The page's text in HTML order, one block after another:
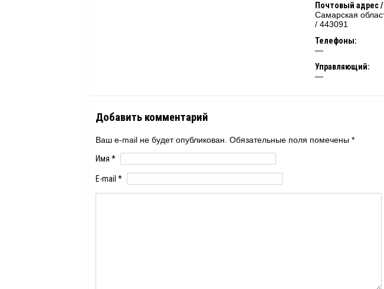
Почтовый адрес
Самарская
/ 443091
Телефоны:
—
Управляющий:
—
Добавить комментарий
Ваш e-mail не будет опубликован. Обязательные поля помечены *
Имя *
E-mail *